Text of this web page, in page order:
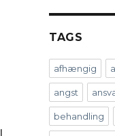
TAGS
afhængig
angst
behandling